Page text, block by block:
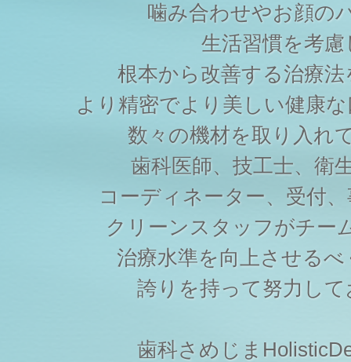
噛み合わせやお顔の
生活習慣を考慮
根本から改善する治療
より精密でより美しい健康
数々の機材を取り入れ
歯科医師、技工士、衛
コーディネーター、受付
クリーンスタッフがチー
治療水準を向上させる
誇りを持って努力し
歯科さめじま